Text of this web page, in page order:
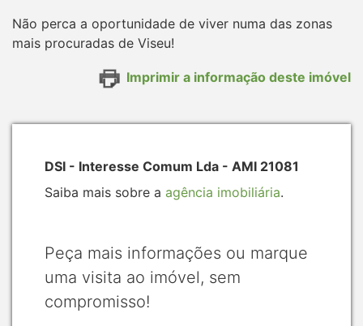
Não perca a oportunidade de viver numa das zonas
mais procuradas de Viseu!
Imprimir a informação deste imóvel
DSI - Interesse Comum Lda - AMI 21081
Saiba mais sobre a agência imobiliária.
Peça mais informações ou marque
uma visita ao imóvel, sem
compromisso!